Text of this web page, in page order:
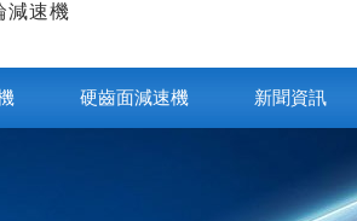
減速機
硬齒面減速機 新聞資訊